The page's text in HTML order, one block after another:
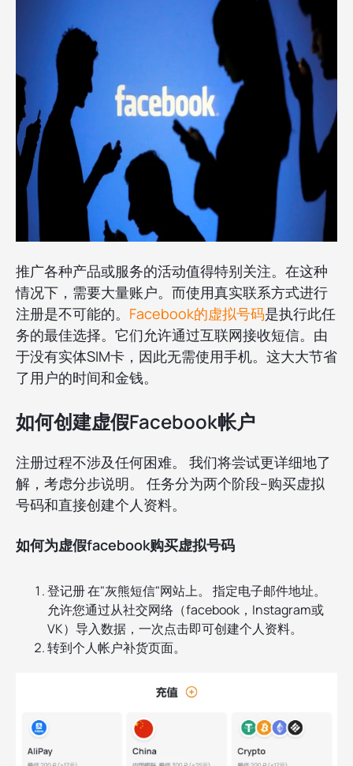
推广各种产品或服务的活动值得特别关注。在这种
情况下，需要大量账户。而使用真实联系方式进行
注册是不可能的。 Facebook的虚拟号码是执行此任
务的最佳选择。它们允许通过互联网接收短信。由
于没有实体SIM卡，因此无需使用手机。这大大节省
了用户的时间和金钱。
如何创建虚假Facebook帐户
注册过程不涉及任何困难。 我们将尝试更详细地了
解，考虑分步说明。 任务分为两个阶段–购买虚拟
号码和直接创建个人资料。
如何为虚假facebook购买虚拟号码
登记册 在"灰熊短信"网站上。 指定电子邮件地址。
允许您通过从社交网络（facebook，Instagram或
VK）导入数据，一次点击即可创建个人资料。
转到个人帐户补货页面。